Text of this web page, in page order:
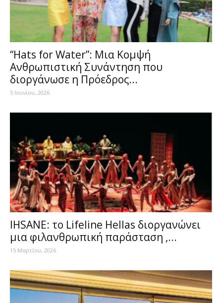
“Hats for Water”: Μια Κομψή
Ανθρωπιστική Συνάντηση που
διοργάνωσε η Πρόεδρος...
5 Ιουνίου, 2026
IHSANE: το Lifeline Hellas διοργανώνει
μια φιλανθρωπική παράσταση ,...
15 Μαρτίου, 2026